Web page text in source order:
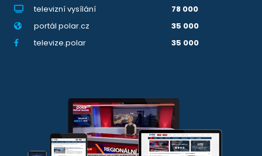
televizní vysílání
78 000
portál polar.cz
35 000
televize.polar
35 000